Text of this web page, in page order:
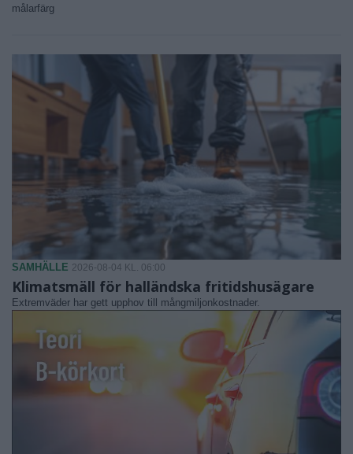
målarfärg
SAMHÄLLE 2026-08-04 KL. 06:00
Klimatsmäll för halländska fritidshusägare
Extremväder har gett upphov till mångmiljonkostnader.